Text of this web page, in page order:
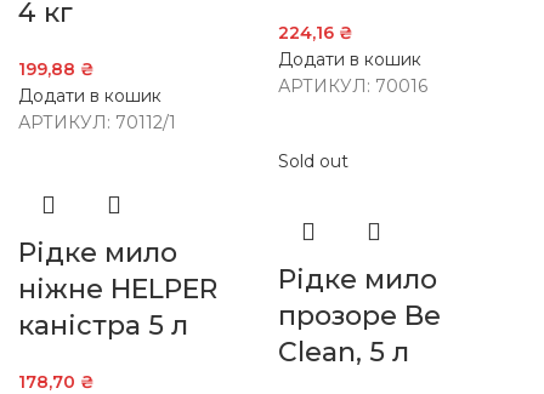
4 кг
199,88 ₴
Додати в кошик
АРТИКУЛ: 70112/1
224,16 ₴
Додати в кошик
АРТИКУЛ: 70016
Рідке мило
ніжне HELPER
каністра 5 л
178,70 ₴
Sold out
Рідке мило
прозоре Be
Clean, 5 л